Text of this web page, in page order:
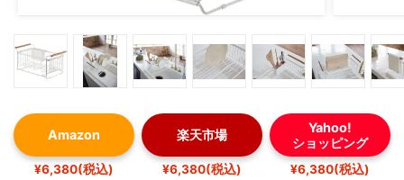
Amazon
¥6,380(税込)
楽天市場
¥6,380(税込)
Yahoo!
ショッピング
¥6,380(税込)